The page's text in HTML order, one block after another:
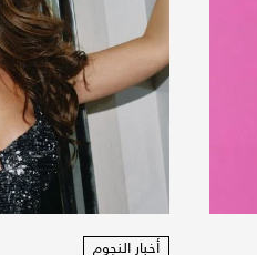
أخبار النجوم